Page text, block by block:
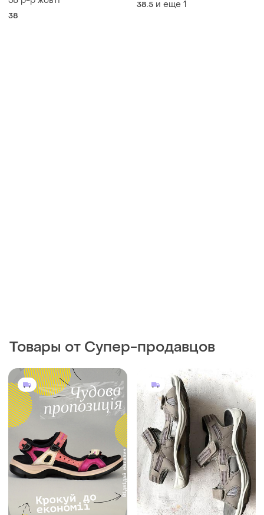
38
38.5 и еще 1
Товары от Супер-продавцов